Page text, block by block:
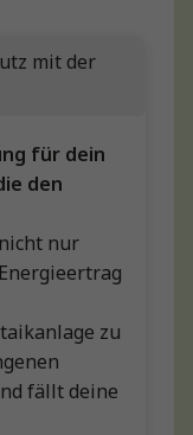
mit der
für dein
den
nur
zu
fällt deine